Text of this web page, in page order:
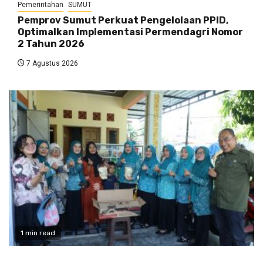
Pemerintahan SUMUT
Pemprov Sumut Perkuat Pengelolaan PPID,
Optimalkan Implementasi Permendagri Nomor
2 Tahun 2026
7 Agustus 2026
1 min read